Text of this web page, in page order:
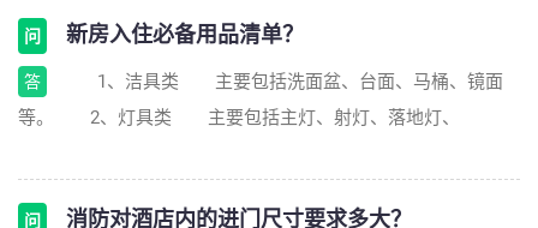
问 新房入住必备用品清单？
答
1、洁具类 主要包括洗面盆、台面、马桶、镜面
等。 2、灯具类 主要包括主灯、射灯、落地灯、
问 消防对酒店内的进门尺寸要求多大？